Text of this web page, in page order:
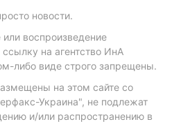
новости.
воспроизведение
на агентство ИнА
либо виде строго запрещены.
на этом сайте со
Украина", не подлежат
и/или распространению в